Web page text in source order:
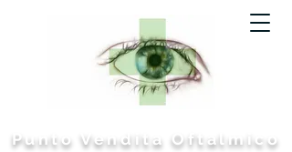
Punto Vendita Oftalmico